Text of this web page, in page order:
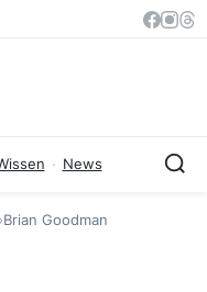
· News
Brian Goodman